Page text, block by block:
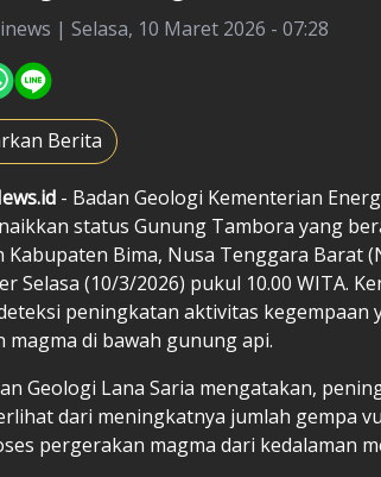
inews | Selasa, 10 Maret 2026 - 07:28
Berita
- Badan Geologi Kementerian
status Gunung Tambora yang
Kabupaten Bima, Nusa Tenggara Barat
Selasa (10/3/2026) pukul 10.00 WITA.
peningkatan aktivitas kegempaan
magma di bawah gunung api.
Geologi Lana Saria mengatakan,
dari meningkatnya jumlah gempa
pergerakan magma dari kedalaman